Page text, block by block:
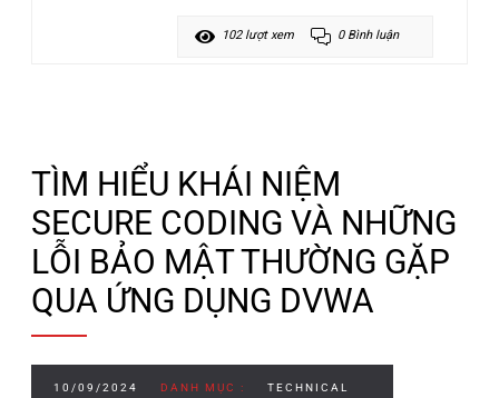
102 lượt xem 0 Bình luận
TÌM HIỂU KHÁI NIỆM
SECURE CODING VÀ NHỮNG
LỖI BẢO MẬT THƯỜNG GẶP
QUA ỨNG DỤNG DVWA
10/09/2024 DANH MỤC : TECHNICAL